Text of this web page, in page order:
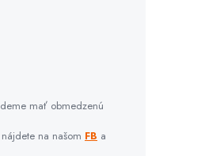
mať obmedzenú
na našom FB a